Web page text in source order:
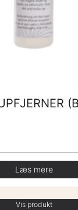
Læs mere
Vis produkt